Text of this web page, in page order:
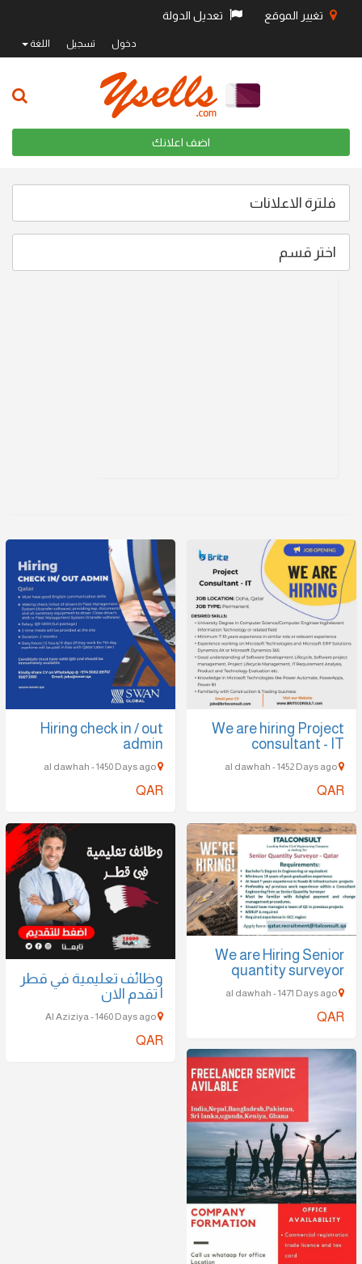
تغيير الموقع تعديل الدولة
دخول تسجيل اللغة
اضف اعلانك
فلترة الاعلانات
اختر قسم
Hiring check in / out
admin
QAR
We are hiring Project
consultant - IT
QAR
وظائف تعليمية في قطر
| تقدم الان
QAR
We are Hiring Senior
quantity surveyor
QAR